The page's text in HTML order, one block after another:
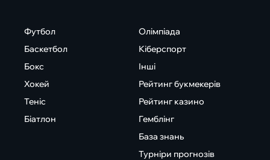
Футбол
Баскетбол
Бокс
Хокей
Теніс
Біатлон
Олімпіада
Кіберспорт
Інші
Рейтинг букмекерів
Рейтинг казино
Гемблінг
База знань
Турніри прогнозів